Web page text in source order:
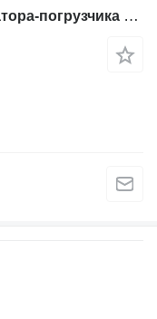
Вал-шестерня 50384 для экскаватора-погрузчика JCB 3CX